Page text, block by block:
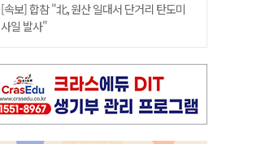
[속보] 합참 "北, 원산 일대서 단거리 탄도미
사일 발사"